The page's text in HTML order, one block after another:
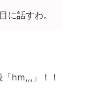
に話すわ。
hm,,,」！！